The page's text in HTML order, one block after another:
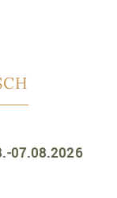
07.08.2026